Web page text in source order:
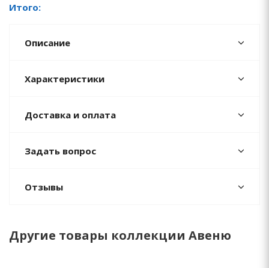
Итого:
Описание
Характеристики
Доставка и оплата
Задать вопрос
Отзывы
Другие товары коллекции Авеню